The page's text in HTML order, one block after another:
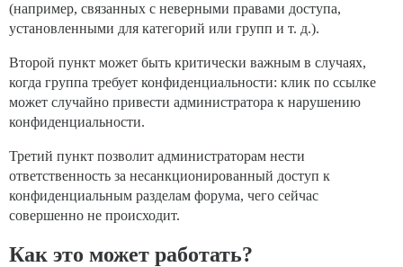
(например, связанных с неверными правами доступа,
установленными для категорий или групп и т. д.).
Второй пункт может быть критически важным в случаях,
когда группа требует конфиденциальности: клик по ссылке
может случайно привести администратора к нарушению
конфиденциальности.
Третий пункт позволит администраторам нести
ответственность за несанкционированный доступ к
конфиденциальным разделам форума, чего сейчас
совершенно не происходит.
Как это может работать?